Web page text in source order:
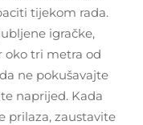
tijekom rada.
igračke,
oko tri metra od
ne pokušavajte
naprijed. Kada
prilaza, zaustavite